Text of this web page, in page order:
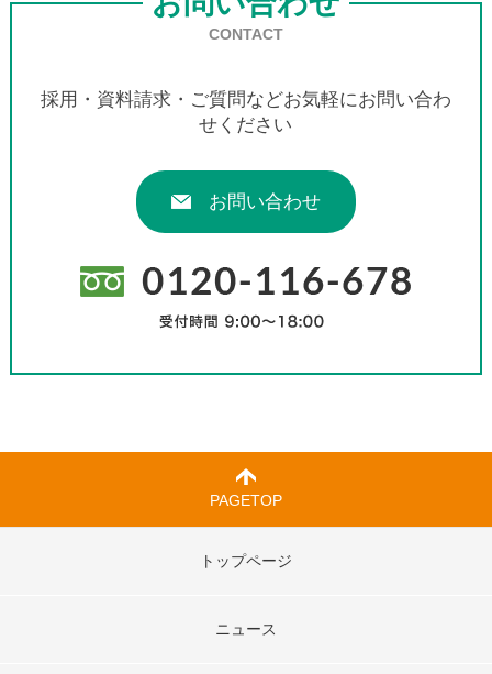
CONTACT
採用・資料請求・ご質問などお気軽にお問い合わ
せください
お問い合わせ
PAGETOP
トップページ
ニュース